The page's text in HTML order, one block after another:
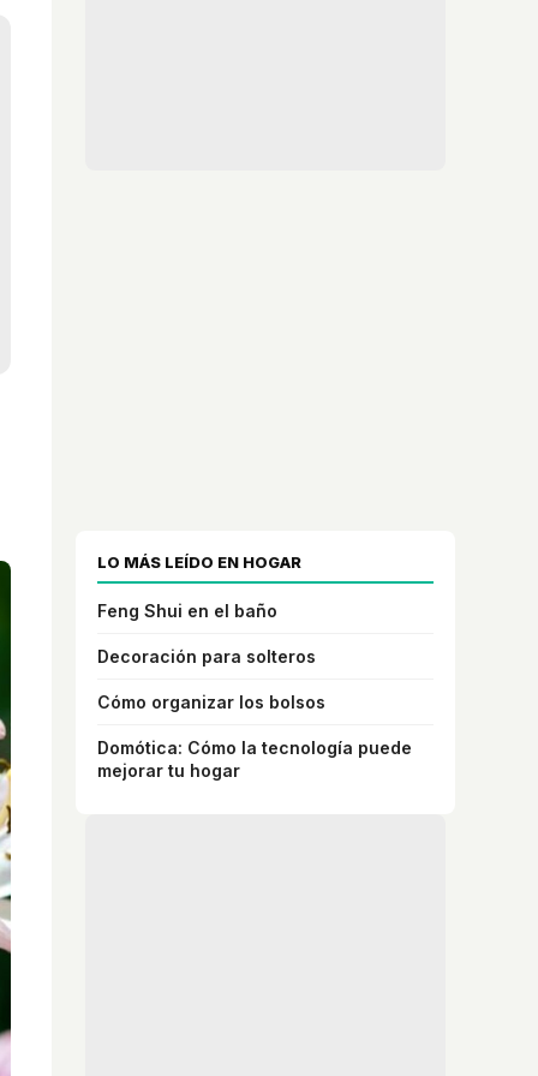
LO MÁS LEÍDO EN HOGAR
Feng Shui en el baño
Decoración para solteros
Cómo organizar los bolsos
Domótica: Cómo la tecnología puede
mejorar tu hogar